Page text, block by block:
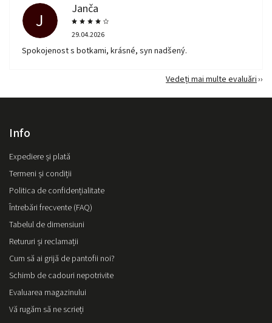
J
Janča
29.04.2026
Spokojenost s botkami, krásné, syn nadšený.
Vedeți mai multe evaluări
Info
Expediere și plată
Termeni și condiții
Politica de confidențialitate
Întrebări frecvente (FAQ)
Tabelul de dimensiuni
Retururi și reclamații
Cum să ai grijă de pantofii noi?
Schimb de cadouri nepotrivite
Evaluarea magazinului
Vă rugăm să ne scrieți